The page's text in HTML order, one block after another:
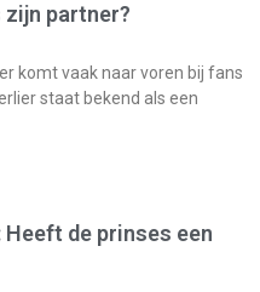
partner?
komt vaak naar voren bij fans
staat bekend als een
de prinses een